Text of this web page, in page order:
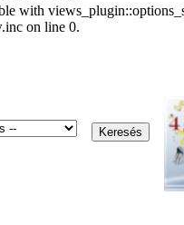
with
on line 0.